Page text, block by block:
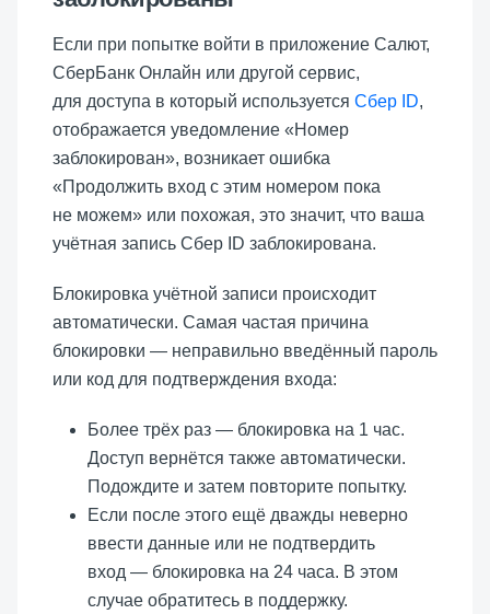
Если при попытке войти в приложение Салют,
СберБанк Онлайн или другой сервис,
для доступа в который используется Сбер ID,
отображается уведомление «Номер
заблокирован», возникает ошибка
«Продолжить вход с этим номером пока
не можем» или похожая, это значит, что ваша
учётная запись Сбер ID заблокирована.
Блокировка учётной записи происходит
автоматически. Самая частая причина
блокировки — неправильно введённый пароль
или код для подтверждения входа:
Более трёх раз — блокировка на 1 час.
Доступ вернётся также автоматически.
Подождите и затем повторите попытку.
Если после этого ещё дважды неверно
ввести данные или не подтвердить
вход — блокировка на 24 часа. В этом
случае обратитесь в поддержку.